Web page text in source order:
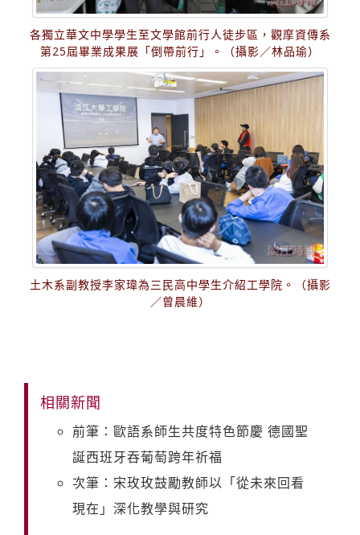
各獨立華文中學學生至文學館前行人徒步區，觀摩資傳系
第25屆畢業成果展「倒帶前行」。（攝影／林品瑜）
土木系副教授李家瑋為三民高中學生介紹工學院。（攝影
／曾晨維）
相關新聞
前筆：歐語系師生共度特色節慶 德國聖
誕西班牙吞葡萄跨年祈福
次筆：宋玫玫鼓勵教師以「從未來回看
現在」深化教學與研究